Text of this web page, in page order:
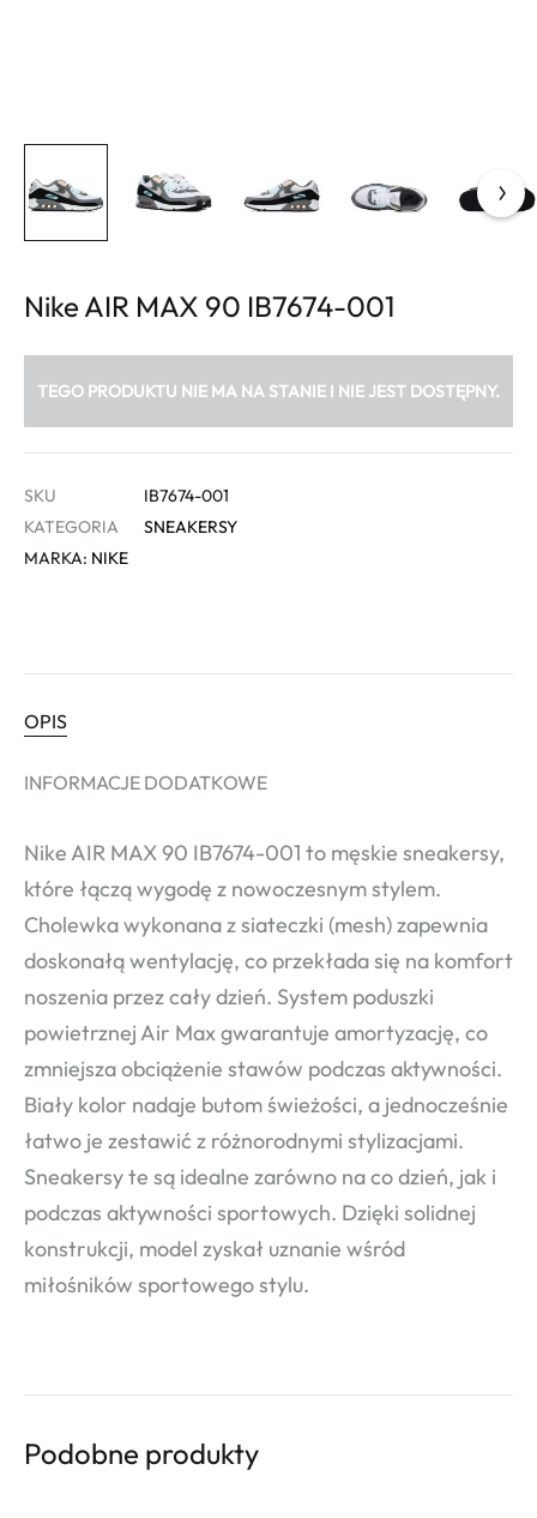
Nike AIR MAX 90 IB7674-001
TEGO PRODUKTU NIE MA NA STANIE I NIE JEST DOSTĘPNY.
SKU
IB7674-001
KATEGORIA
SNEAKERSY
MARKA: NIKE
OPIS
INFORMACJE DODATKOWE
Nike AIR MAX 90 IB7674-001 to męskie sneakersy,
które łączą wygodę z nowoczesnym stylem.
Cholewka wykonana z siateczki (mesh) zapewnia
doskonałą wentylację, co przekłada się na komfort
noszenia przez cały dzień. System poduszki
powietrznej Air Max gwarantuje amortyzację, co
zmniejsza obciążenie stawów podczas aktywności.
Biały kolor nadaje butom świeżości, a jednocześnie
łatwo je zestawić z różnorodnymi stylizacjami.
Sneakersy te są idealne zarówno na co dzień, jak i
podczas aktywności sportowych. Dzięki solidnej
konstrukcji, model zyskał uznanie wśród
miłośników sportowego stylu.
Podobne produkty